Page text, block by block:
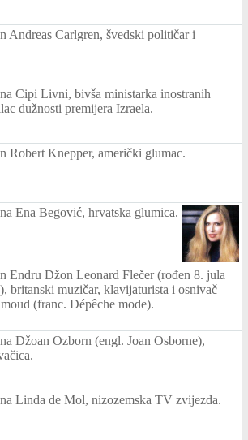
Andreas Carlgren, švedski političar i
Cipi Livni, bivša ministarka inostranih
dužnosti premijera Izraela.
Robert Knepper, američki glumac.
Ena Begović, hrvatska glumica.
Endru Džon Leonard Flečer (rođen 8. jula
britanski muzičar, klavijaturista i osnivač
(franc. Dépêche mode).
Džoan Ozborn (engl. Joan Osborne),
Linda de Mol, nizozemska TV zvijezda.